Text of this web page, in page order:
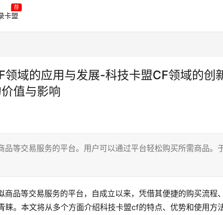
卡盟
荐
域的应用与发展-科技卡盟CF领域的创
值与影响
等交易服务的平台。用户可以通过平台轻松购买所需商品。
品等交易服务的平台，自成立以来，凭借其便捷的购买流程
。本文将从多个方面介绍科技卡盟cf的特点、优势和使用方法